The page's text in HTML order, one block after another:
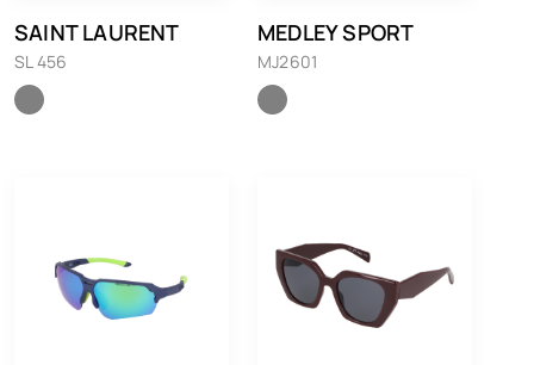
SAINT LAURENT
SL 456
MEDLEY SPORT
MJ2601